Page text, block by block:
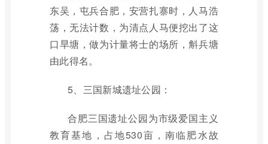
东吴，屯兵合肥，安营扎寨时，人马浩
荡，无法计数，为清点人马便挖出了这
口旱塘，做为计量将士的场所，斛兵塘
由此得名。
5、三国新城遗址公园：
合肥三国遗址公园为市级爱国主义
教育基地，占地530亩，南临肥水故